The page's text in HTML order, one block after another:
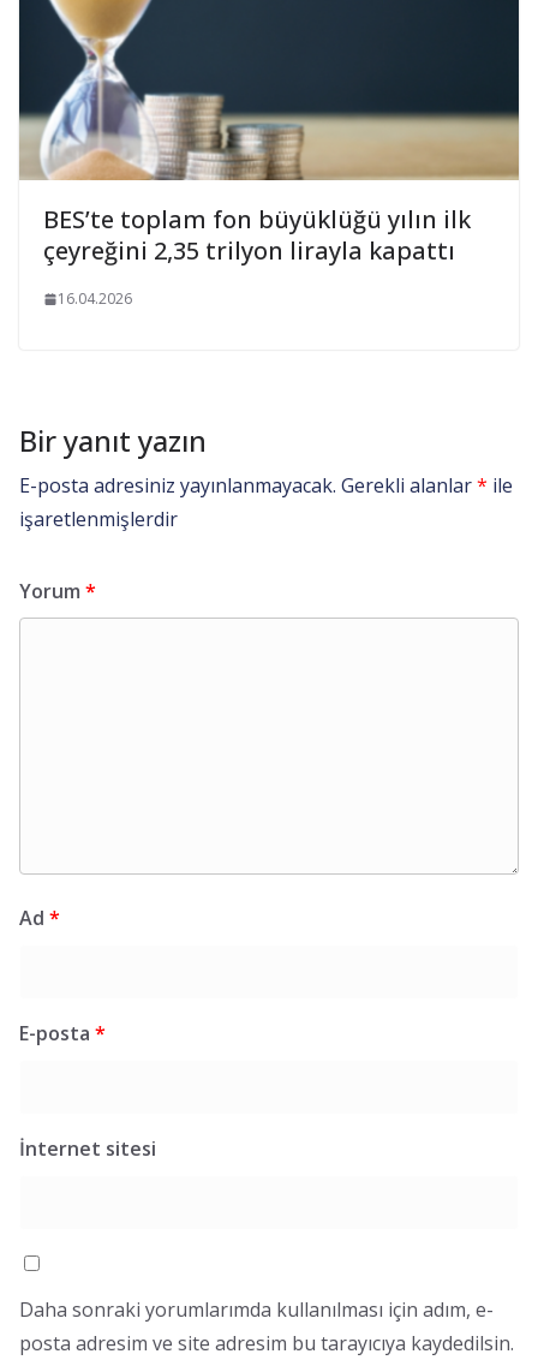
BES’te toplam fon büyüklüğü yılın ilk
çeyreğini 2,35 trilyon lirayla kapattı
16.04.2026
Bir yanıt yazın
E-posta adresiniz yayınlanmayacak. Gerekli alanlar* ile
işaretlenmişlerdir
Yorum *
Ad *
E-posta *
İnternet sitesi
Daha sonraki yorumlarımda kullanılması için adım, e-
posta adresim ve site adresim bu tarayıcıya kaydedilsin.